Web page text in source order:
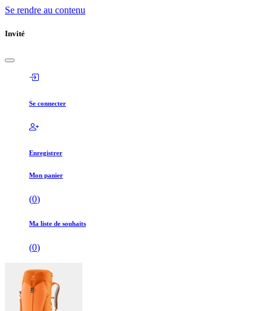
Se rendre au contenu
Invité
Se connecter
Enregistrer
Mon panier
(0)
Ma liste de souhaits
(0)